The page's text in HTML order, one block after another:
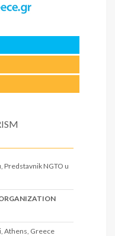
Predstavnik NGTO u
Athens, Greece